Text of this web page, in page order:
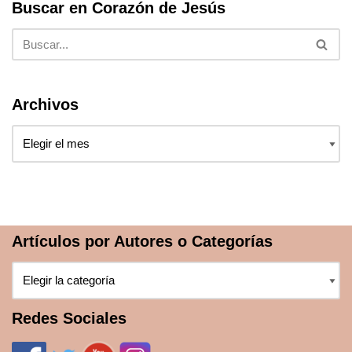
Buscar en Corazón de Jesús
Archivos
Artículos por Autores o Categorías
Redes Sociales